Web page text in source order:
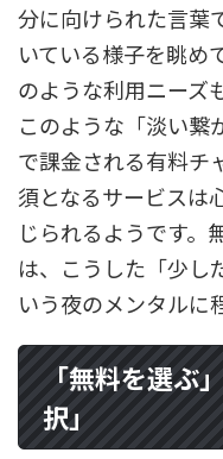
分に向けられた言葉
いている様子を眺め
のような利用ニーズ
このような「淡い繋
で課金される有料チ
須となるサービスは
じられるようです。
は、こうした「少し
いう夜のメンタルに
「無料を選ぶ
択」